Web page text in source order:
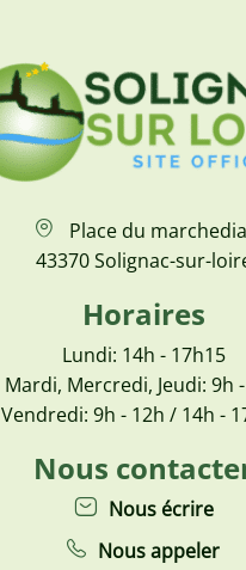
Place du
43370 Solignac-sur-
Horaires
Lundi: 14h - 17h15
Mardi, Mercredi, Jeudi: 9h
Vendredi: 9h - 12h / 14h -
Nous
Nous écrire
Nous appeler